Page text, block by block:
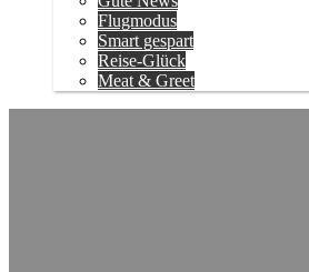
Flugmodus
Smart gespart
Reise-Glück
Meat & Greet